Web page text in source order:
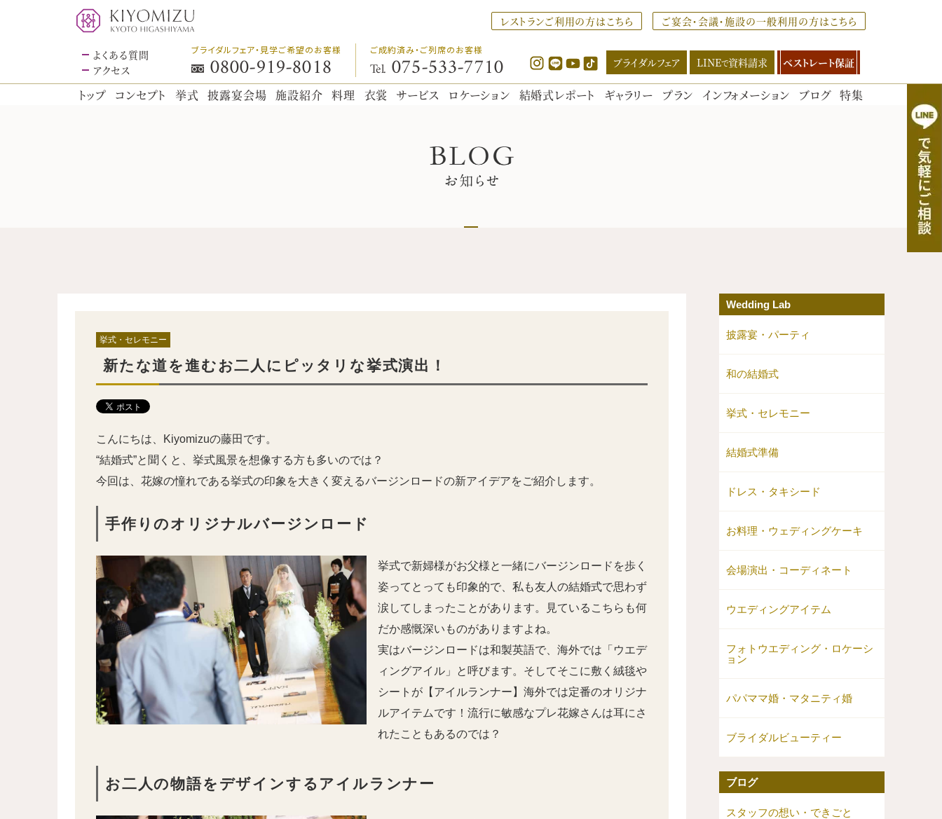
レストランご利用の方はこちら ご宴会・会議・施設の一般利用の方はこちら
よくある質問
アクセス
ブライダルフェア・見学ご希望のお客様
0800-919-8018
ご成約済み・ご列席のお客様
Tel. 075-533-7710 ブライダルフェア LINEで資料請求 ベストレート保証
トップ コンセプト 挙式 披露宴会場 施設紹介 料理 衣裳 サービス ロケーション 結婚式レポート ギャラリー プラン インフォメーション ブログ 特集
挙式・セレモニー
新たな道を進むお二人にピッタリな挙式演出！
こんにちは、Kiyomizuの藤田です。
“結婚式”と聞くと、挙式風景を想像する方も多いのでは？
今回は、花嫁の憧れである挙式の印象を大きく変えるバージンロードの新アイデアをご紹介します。
手作りのオリジナルバージンロード
挙式で新婦様がお父様と一緒にバージンロードを歩く
姿ってとっても印象的で、私も友人の結婚式で思わず
涙してしまったことがあります。見ているこちらも何
だか感慨深いものがありますよね。
実はバージンロードは和製英語で、海外では「ウエデ
ィングアイル」と呼びます。そしてそこに敷く絨毯や
シートが【アイルランナー】海外では定番のオリジナ
ルアイテムです！流行に敏感なプレ花嫁さんは耳にさ
れたこともあるのでは？
お二人の物語をデザインするアイルランナー
Wedding Lab
披露宴・パーティ
和の結婚式
挙式・セレモニー
結婚式準備
ドレス・タキシード
お料理・ウェディングケーキ
会場演出・コーディネート
ウエディングアイテム
フォトウエディング・ロケーシ
ョン
パパママ婚・マタニティ婚
ブライダルビューティー
ブログ
スタッフの想い・できごと